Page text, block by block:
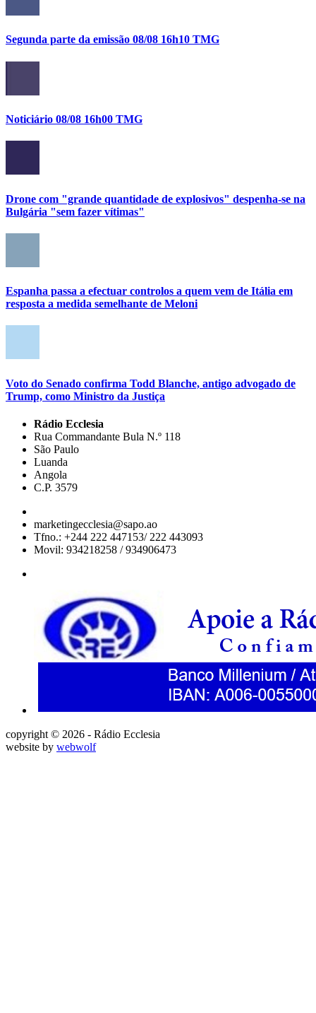
Segunda parte da emissão 08/08 16h10 TMG
Noticiário 08/08 16h00 TMG
Drone com "grande quantidade de explosivos" despenha-se na
Bulgária "sem fazer vítimas"
Espanha passa a efectuar controlos a quem vem de Itália em
resposta a medida semelhante de Meloni
Voto do Senado confirma Todd Blanche, antigo advogado de
Trump, como Ministro da Justiça
Rádio Ecclesia
Rua Commandante Bula N.º 118
São Paulo
Luanda
Angola
C.P. 3579
marketingecclesia@sapo.ao
Tfno.: +244 222 447153/ 222 443093
Movil: 934218258 / 934906473
copyright © 2026 - Rádio Ecclesia
website by webwolf